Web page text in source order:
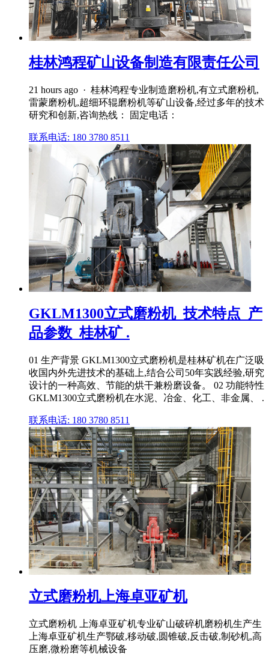
桂林鸿程矿山设备制造有限责任公司
21 hours ago · 桂林鸿程专业制造磨粉机,有立式磨粉机,
雷蒙磨粉机,超细环辊磨粉机等矿山设备,经过多年的技术
研究和创新,咨询热线： 固定电话：
联系电话: 180 3780 8511
GKLM1300立式磨粉机_技术特点_产
品参数_桂林矿 .
01 生产背景 GKLM1300立式磨粉机是桂林矿机在广泛吸
收国内外先进技术的基础上,结合公司50年实践经验,研究
设计的一种高效、节能的烘干兼粉磨设备。 02 功能特性
GKLM1300立式磨粉机在水泥、冶金、化工、非金属、 .
联系电话: 180 3780 8511
立式磨粉机上海卓亚矿机
立式磨粉机 上海卓亚矿机专业矿山破碎机磨粉机生产生
上海卓亚矿机生产鄂破,移动破,圆锥破,反击破,制砂机,高
压磨,微粉磨等机械设备